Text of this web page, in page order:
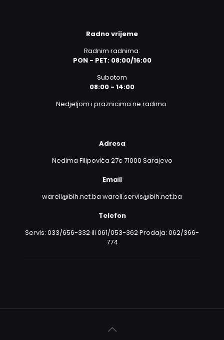
Radno vrijeme
Radnim radnima:
PON - PET: 08:00/16:00
Subotom
08:00 - 14:00
Nedjeljom i praznicima ne radimo.
Adresa
Nedima Filipovića 27c 71000 Sarajevo
Email
warell@bih.net.ba warell.servis@bih.net.ba
Telefon
Servis: 033/656-332 ili 061/053-362 Prodaja: 062/366-
774